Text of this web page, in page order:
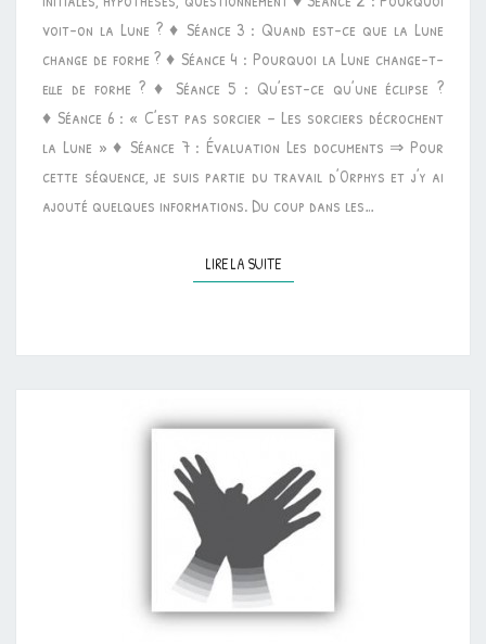
ET
OMBRES
voit-on la Lune ? ♦ Séance 3 : Quand est-ce que la Lune
change de forme ? ♦ Séance 4 : Pourquoi la Lune change-t-
elle de forme ? ♦ Séance 5 : Qu’est-ce qu’une éclipse ?
♦ Séance 6 : « C’est pas sorcier – Les sorciers décrochent
la Lune » ♦ Séance 7 : Évaluation Les documents ⇒ Pour
cette séquence, je suis partie du travail d’Orphys et j’y ai
ajouté quelques informations. Du coup dans les…
LIRE LA SUITELIRE LA SUITE